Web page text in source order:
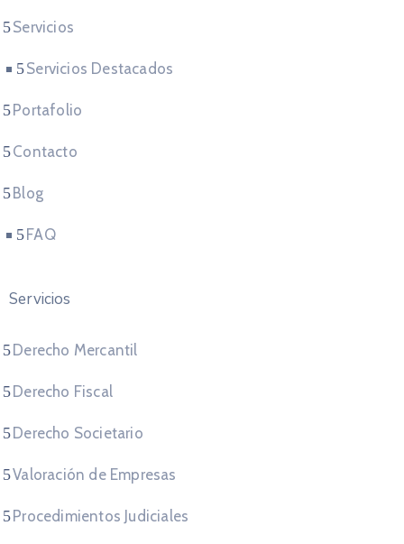
Servicios
Servicios Destacados
Portafolio
Contacto
Blog
FAQ
Servicios
Derecho Mercantil
Derecho Fiscal
Derecho Societario
Valoración de Empresas
Procedimientos Judiciales